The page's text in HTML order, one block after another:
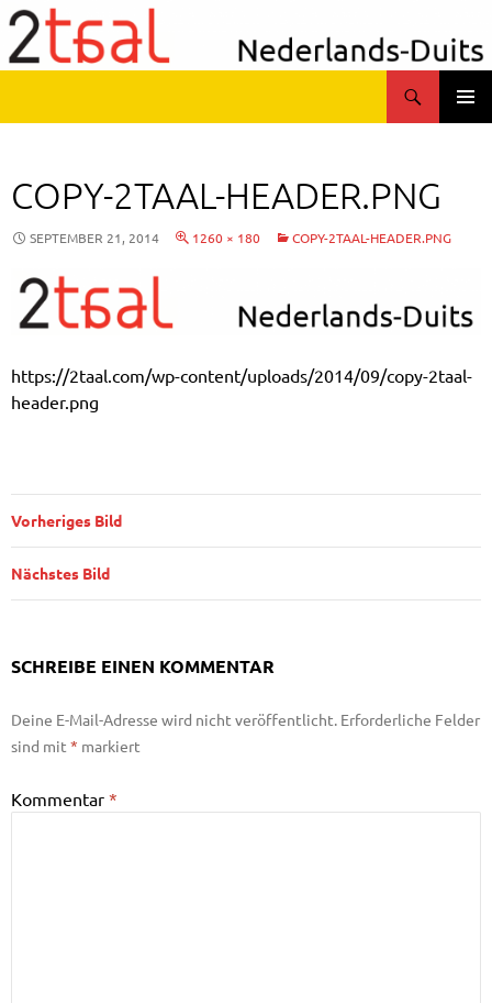
Zum
Inhalt
springen
COPY-2TAAL-HEADER.PNG
SEPTEMBER 21, 2014 1260 × 180 COPY-2TAAL-HEADER.PNG
https://2taal.com/wp-content/uploads/2014/09/copy-2taal-
header.png
Vorheriges Bild
Nächstes Bild
SCHREIBE EINEN KOMMENTAR
Deine E-Mail-Adresse wird nicht veröffentlicht. Erforderliche Felder
sind mit * markiert
Kommentar *